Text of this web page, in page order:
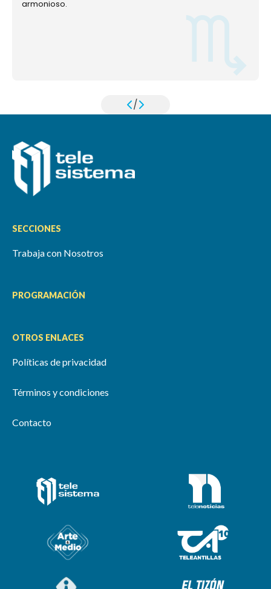
armonioso.
/
SECCIONES
Trabaja con Nosotros
PROGRAMACIÓN
OTROS ENLACES
Políticas de privacidad
Términos y condiciones
Contacto